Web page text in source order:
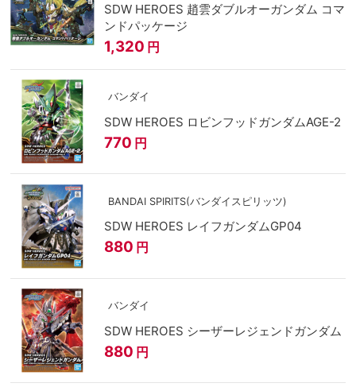
SDW HEROES 趙雲ダブルオーガンダム コマ
ンドパッケージ
1,320 円
バンダイ
SDW HEROES ロビンフッドガンダムAGE-2
770 円
BANDAI SPIRITS(バンダイスピリッツ)
SDW HEROES レイフガンダムGP04
880 円
バンダイ
SDW HEROES シーザーレジェンドガンダム
880 円